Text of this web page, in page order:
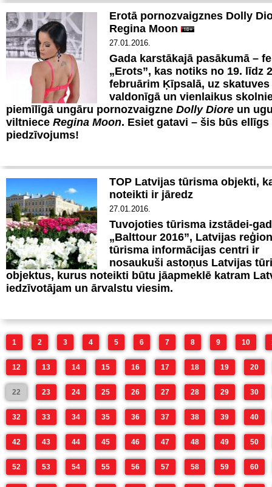
Erotā pornozvaigznes Dolly
Regina Moon
27.01.2016.
Gada karstākajā pasākumā –
„Erots”, kas notiks no 19. līdz
februārim Ķīpsalā, uz skatuves
valdonīgā un vienlaikus
piemīlīgā ungāru pornozvaigzne Dolly Diore un
viltniece Regina Moon. Esiet gatavi – šis būs ellīgs
piedzīvojums!
TOP Latvijas tūrisma objekti,
noteikti ir jāredz
27.01.2016.
Tuvojoties tūrisma izstādei-
„Balttour 2016”, Latvijas
tūrisma informācijas centri ir
nosaukuši astoņus Latvijas
objektus, kurus noteikti būtu jāapmeklē katram
iedzīvotājam un ārvalstu viesim.
1 2 3 4 5 6 7 8 9 10
12 13 14 15 16 17 18 19 20
22 23 24 25 26 27 28 29 30
32 33 34 35 36 37 38 39 40
42 43 44 45 46 47 48 49 50
52 53 54 55 56 57 58 59 60